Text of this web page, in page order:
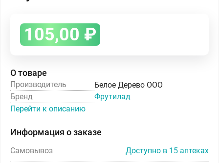
105,00 ₽
О товаре
Производитель
Белое Дерево ООО
Бренд
Фрутилад
Перейти к описанию
Информация о заказе
Самовывоз Доступно в 15 аптеках